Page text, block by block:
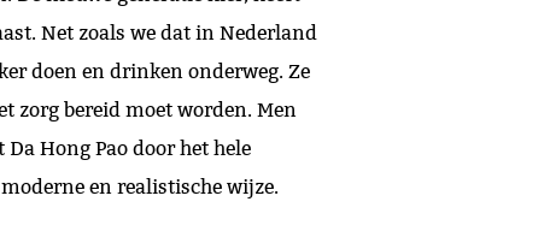
Net zoals we dat in Nederland
doen en drinken onderweg. Ze
zorg bereid moet worden. Men
Hong Pao door het hele
en realistische wijze.